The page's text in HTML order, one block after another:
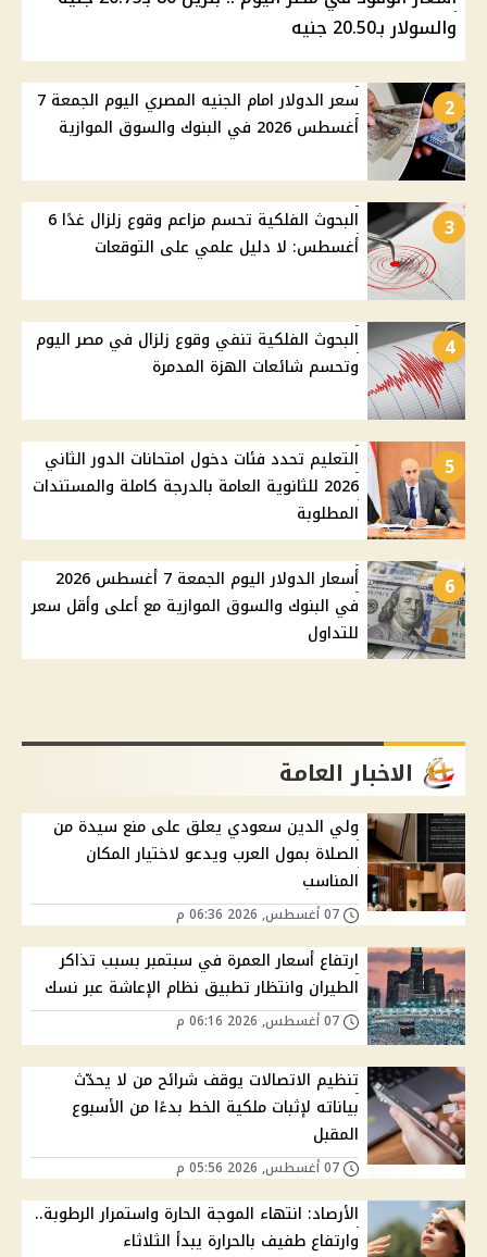
والسولار بـ20.50 جنيه
2
سعر الدولار امام الجنيه المصري اليوم الجمعة 7
أغسطس 2026 في البنوك والسوق الموازية
3
البحوث الفلكية تحسم مزاعم وقوع زلزال غدًا 6
أغسطس: لا دليل علمي على التوقعات
4
البحوث الفلكية تنفي وقوع زلزال في مصر اليوم
وتحسم شائعات الهزة المدمرة
5
التعليم تحدد فئات دخول امتحانات الدور الثاني
2026 للثانوية العامة بالدرجة كاملة والمستندات
المطلوبة
6
أسعار الدولار اليوم الجمعة 7 أغسطس 2026
في البنوك والسوق الموازية مع أعلى وأقل سعر
للتداول
الاخبار العامة
ولي الدين سعودي يعلق على منع سيدة من
الصلاة بمول العرب ويدعو لاختيار المكان
المناسب
ارتفاع أسعار العمرة في سبتمبر بسبب تذاكر
الطيران وانتظار تطبيق نظام الإعاشة عبر نسك
تنظيم الاتصالات يوقف شرائح من لا يحدّث
بياناته لإثبات ملكية الخط بدءًا من الأسبوع
المقبل
الأرصاد: انتهاء الموجة الحارة واستمرار الرطوبة..
وارتفاع طفيف بالحرارة يبدأ الثلاثاء